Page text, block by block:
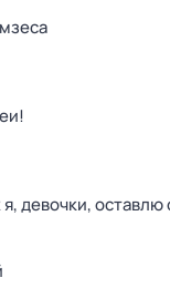
девочки, оставлю